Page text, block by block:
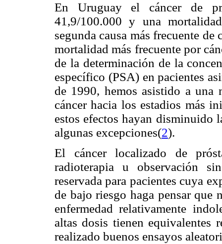
En Uruguay el cáncer de
41,9/100.000 y una
segunda causa más frecuente
mortalidad más frecuente por
de la determinación de la
específico (PSA) en pacientes
de 1990, hemos asistido a
cáncer hacia los estadios más
estos efectos hayan disminuido
algunas excepciones(2).
El cáncer localizado de
radioterapia u observación
reservada para pacientes cuya
de bajo riesgo haga pensar que
enfermedad relativamente
altas dosis tienen equivalentes
realizado buenos ensayos